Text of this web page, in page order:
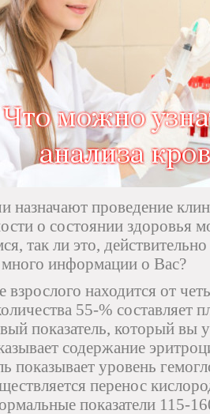
назначают проведение
о состоянии здоровья
так ли это,
информации о Вас?
взрослого находится от
55-% составляет
показатель, который вы
содержание
показывает уровень
перенос
показатели 115-